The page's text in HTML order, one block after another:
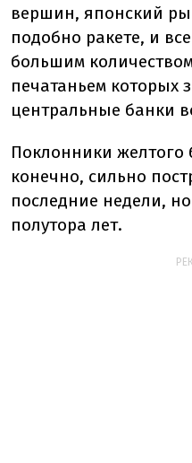
вершин, японский
подобно ракете, и
большим
печатаньем которых
центральные банки
Поклонники желтого
конечно, сильно
последние недели,
полутора лет.